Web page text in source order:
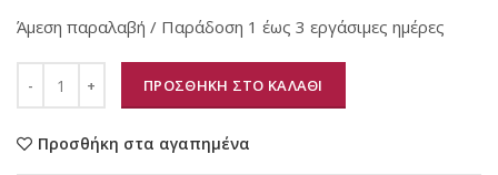
Άμεση παραλαβή / Παράδοση 1 έως 3 εργάσιμες ημέρες
ΠΡΟΣΘΗΚΗ ΣΤΟ ΚΑΛΑΘΙ
Προσθήκη στα αγαπημένα